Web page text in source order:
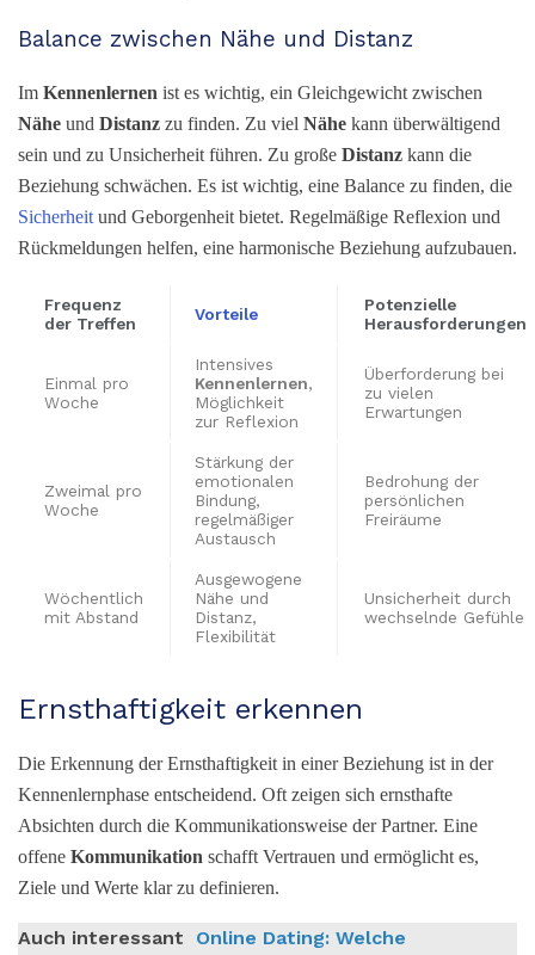
Balance zwischen Nähe und Distanz
Im Kennenlernen ist es wichtig, ein Gleichgewicht zwischen
Nähe und Distanz zu finden. Zu viel Nähe kann überwältigend
sein und zu Unsicherheit führen. Zu große Distanz kann die
Beziehung schwächen. Es ist wichtig, eine Balance zu finden, die
Sicherheit und Geborgenheit bietet. Regelmäßige Reflexion und
Rückmeldungen helfen, eine harmonische Beziehung aufzubauen.
Frequenz
der Treffen
Vorteile
Potenzielle
Herausforderungen
Einmal pro
Woche
Intensives
Kennenlernen,
Möglichkeit
zur Reflexion
Überforderung bei
zu vielen
Erwartungen
Zweimal pro
Woche
Stärkung der
emotionalen
Bindung,
regelmäßiger
Austausch
Bedrohung der
persönlichen
Freiräume
Wöchentlich
mit Abstand
Ausgewogene
Nähe und
Distanz,
Flexibilität
Unsicherheit durch
wechselnde Gefühle
Ernsthaftigkeit erkennen
Die Erkennung der Ernsthaftigkeit in einer Beziehung ist in der
Kennenlernphase entscheidend. Oft zeigen sich ernsthafte
Absichten durch die Kommunikationsweise der Partner. Eine
offene Kommunikation schafft Vertrauen und ermöglicht es,
Ziele und Werte klar zu definieren.
Auch interessant
Online Dating: Welche